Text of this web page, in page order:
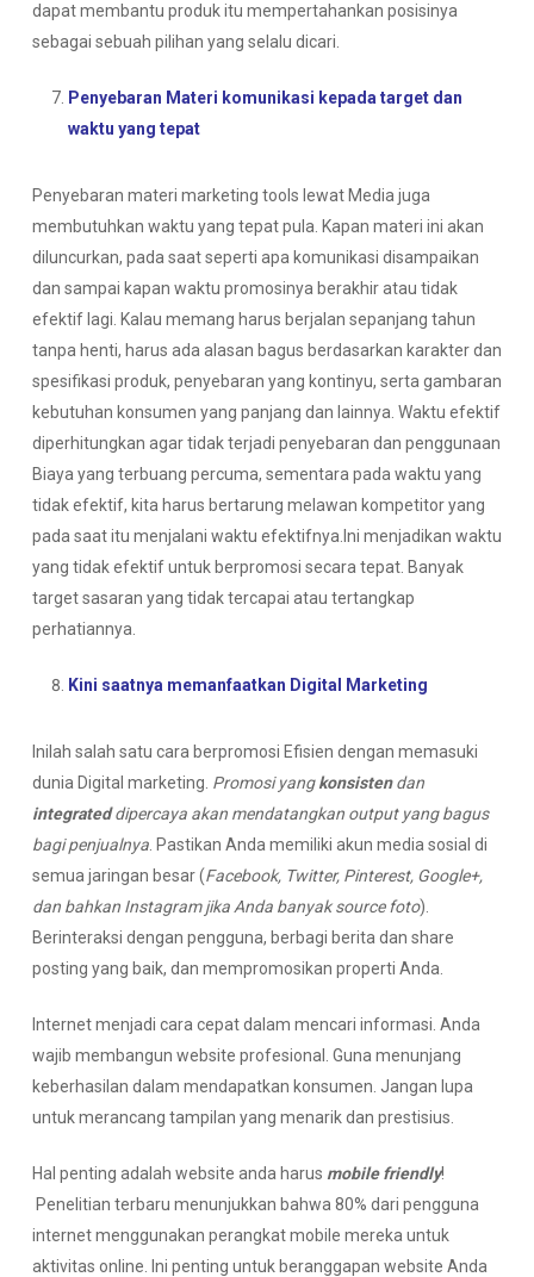
dapat membantu produk itu mempertahankan posisinya
sebagai sebuah pilihan yang selalu dicari.
Penyebaran Materi komunikasi kepada target dan
waktu yang tepat
Penyebaran materi marketing tools lewat Media juga
membutuhkan waktu yang tepat pula. Kapan materi ini akan
diluncurkan, pada saat seperti apa komunikasi disampaikan
dan sampai kapan waktu promosinya berakhir atau tidak
efektif lagi. Kalau memang harus berjalan sepanjang tahun
tanpa henti, harus ada alasan bagus berdasarkan karakter dan
spesifikasi produk, penyebaran yang kontinyu, serta gambaran
kebutuhan konsumen yang panjang dan lainnya. Waktu efektif
diperhitungkan agar tidak terjadi penyebaran dan penggunaan
Biaya yang terbuang percuma, sementara pada waktu yang
tidak efektif, kita harus bertarung melawan kompetitor yang
pada saat itu menjalani waktu efektifnya.Ini menjadikan waktu
yang tidak efektif untuk berpromosi secara tepat. Banyak
target sasaran yang tidak tercapai atau tertangkap
perhatiannya.
Kini saatnya memanfaatkan Digital Marketing
Inilah salah satu cara berpromosi Efisien dengan memasuki
dunia Digital marketing. Promosi yangkonsistendan
integrateddipercaya akan mendatangkan output yang bagus
bagi penjualnya. Pastikan Anda memiliki akun media sosial di
semua jaringan besar (Facebook, Twitter, Pinterest, Google+,
dan bahkan Instagram jika Anda banyak source foto).
Berinteraksi dengan pengguna, berbagi berita dan share
posting yang baik, dan mempromosikan properti Anda.
Internet menjadi cara cepat dalam mencari informasi. Anda
wajib membangun website profesional. Guna menunjang
keberhasilan dalam mendapatkan konsumen. Jangan lupa
untuk merancang tampilan yang menarik dan prestisius.
Hal penting adalah website anda harus mobile friendly!
Penelitian terbaru menunjukkan bahwa 80% dari pengguna
internet menggunakan perangkat mobile mereka untuk
aktivitas online. Ini penting untuk beranggapan website Anda